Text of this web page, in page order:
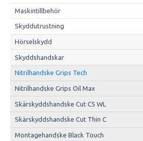
Maskintillbehör
Skyddutrustning
Hörselskydd
Skyddshandskar
Nitrilhandske Grips Tech
Nitrilhandske Grips Oil Max
Skärskyddshandske Cut C5 WL
Skärskyddshandske Cut Thin C
Montagehandske Black Touch